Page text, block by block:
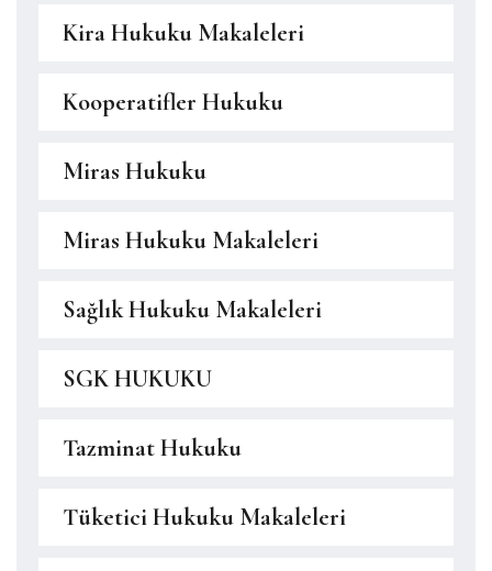
Kira Hukuku Makaleleri
Kooperatifler Hukuku
Miras Hukuku
Miras Hukuku Makaleleri
Sağlık Hukuku Makaleleri
SGK HUKUKU
Tazminat Hukuku
Tüketici Hukuku Makaleleri